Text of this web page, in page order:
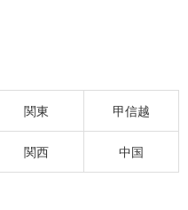
関東 甲信越
関西 中国